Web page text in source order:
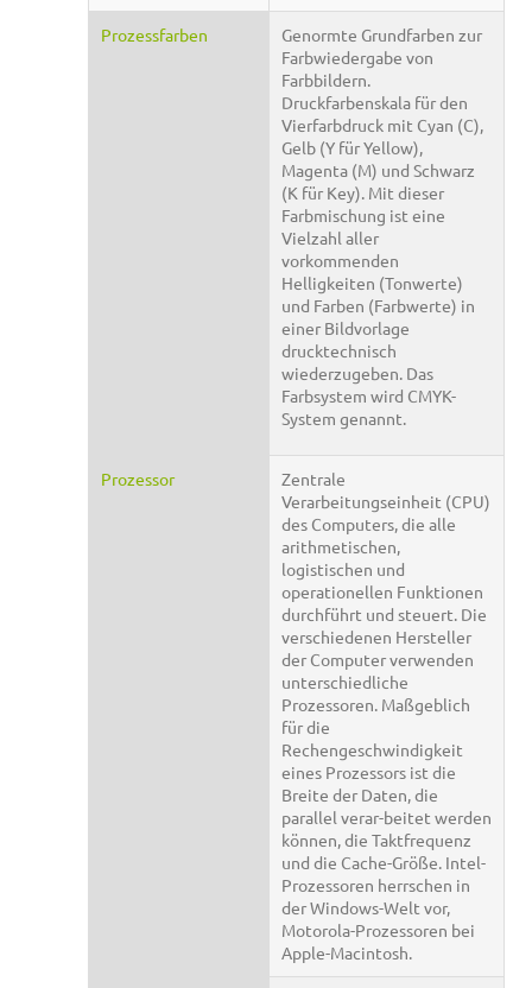
Prozessfarben
Genormte Grundfarben zur
Farbwiedergabe von
Farbbildern.
Druckfarbenskala für den
Vierfarbdruck mit Cyan (C),
Gelb (Y für Yellow),
Magenta (M) und Schwarz
(K für Key). Mit dieser
Farbmischung ist eine
Vielzahl aller
vorkommenden
Helligkeiten (Tonwerte)
und Farben (Farbwerte) in
einer Bildvorlage
drucktechnisch
wiederzugeben. Das
Farbsystem wird CMYK-
System genannt.
Prozessor
Zentrale
Verarbeitungseinheit (CPU)
des Computers, die alle
arithmetischen,
logistischen und
operationellen Funktionen
durchführt und steuert. Die
verschiedenen Hersteller
der Computer verwenden
unterschiedliche
Prozessoren. Maßgeblich
für die
Rechengeschwindigkeit
eines Prozessors ist die
Breite der Daten, die
parallel verar-beitet werden
können, die Taktfrequenz
und die Cache-Größe. Intel-
Prozessoren herrschen in
der Windows-Welt vor,
Motorola-Prozessoren bei
Apple-Macintosh.